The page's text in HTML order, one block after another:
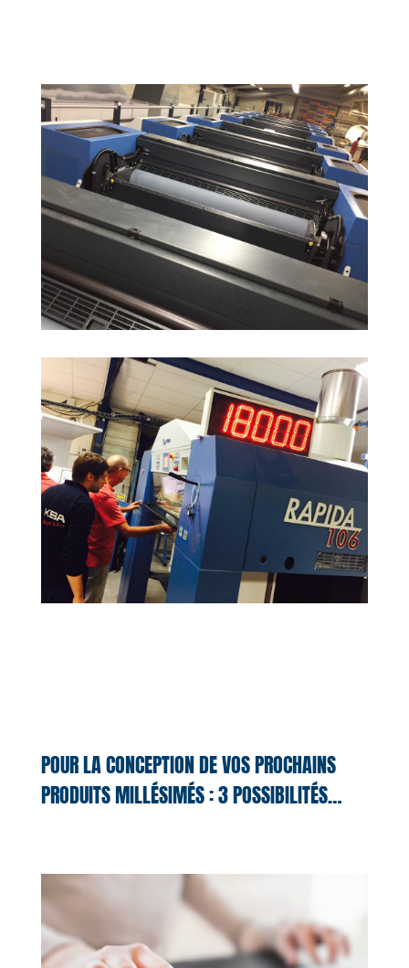
POUR LA CONCEPTION DE VOS PROCHAINS
PRODUITS MILLÉSIMÉS : 3 POSSIBILITÉS…